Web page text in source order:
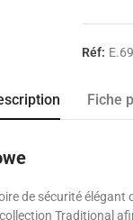
Réf:
Fiche
de sécurité
Traditional